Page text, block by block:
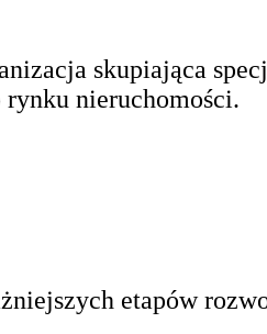
skupiająca
rynku nieruchomości.
etapów